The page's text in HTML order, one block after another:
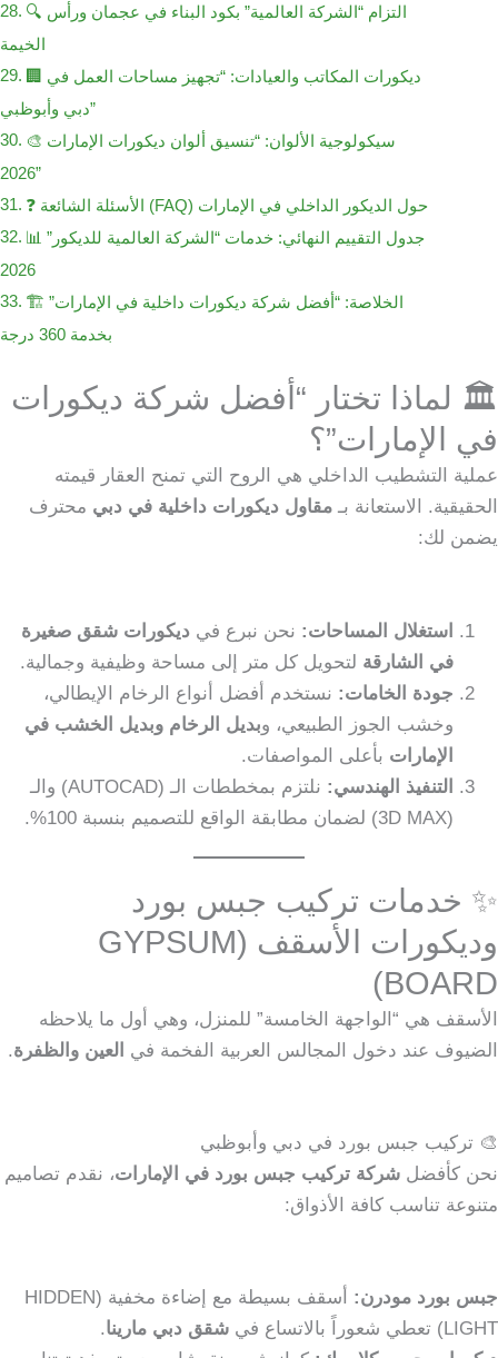
🔍 التزام “الشركة العالمية” بكود البناء في عجمان ورأس
الخيمة
🏢 ديكورات المكاتب والعيادات: “تجهيز مساحات العمل في
دبي وأبوظبي”
🎨 سيكولوجية الألوان: “تنسيق ألوان ديكورات الإمارات
2026”
❓ الأسئلة الشائعة (FAQ) حول الديكور الداخلي في الإمارات
📊 جدول التقييم النهائي: خدمات “الشركة العالمية للديكور”
2026
🏗️ الخلاصة: “أفضل شركة ديكورات داخلية في الإمارات”
بخدمة 360 درجة
🏛️ لماذا تختار “أفضل شركة ديكورات
في الإمارات”؟
عملية التشطيب الداخلي هي الروح التي تمنح العقار قيمته
الحقيقية. الاستعانة بـ مقاول ديكورات داخلية في دبي محترف
يضمن لك:
استغلال المساحات: نحن نبرع في ديكورات شقق صغيرة
في الشارقة لتحويل كل متر إلى مساحة وظيفية وجمالية.
جودة الخامات: نستخدم أفضل أنواع الرخام الإيطالي،
وخشب الجوز الطبيعي، وبديل الرخام وبديل الخشب في
الإمارات بأعلى المواصفات.
التنفيذ الهندسي:
نلتزم بمخططات الـ (AUTOCAD) والـ
(3D MAX) لضمان مطابقة الواقع للتصميم بنسبة 100%.
✨ خدمات تركيب جبس بورد
وديكورات الأسقف (GYPSUM
BOARD)
الأسقف هي “الواجهة الخامسة” للمنزل، وهي أول ما يلاحظه
الضيوف عند دخول المجالس العربية الفخمة في العين والظفرة.
🎨 تركيب جبس بورد في دبي وأبوظبي
نحن كأفضل شركة تركيب جبس بورد في الإمارات، نقدم تصاميم
متنوعة تناسب كافة الأذواق:
جبس بورد مودرن:
أسقف بسيطة مع إضاءة مخفية (HIDDEN
LIGHT) تعطي شعوراً بالاتساع في
شقق دبي مارينا.